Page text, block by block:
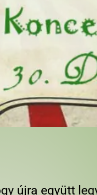
újra együtt